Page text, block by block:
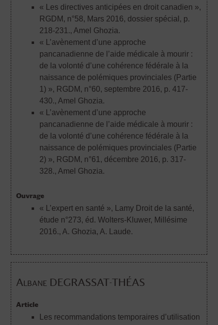
« Les directives anticipées en droit canadien »,
RGDM, n°58, Mars 2016, dossier spécial, p.
218-231., Amel Ghozia.
« L’avènement d’une approche
pancanadienne de l’aide médicale à mourir :
de la volonté d’une cohérence fédérale à la
naissance de polémiques provinciales (Partie
1) », RGDM, n°60, septembre 2016, p. 417-
430., Amel Ghozia.
« L’avènement d’une approche
pancanadienne de l’aide médicale à mourir :
de la volonté d’une cohérence fédérale à la
naissance de polémiques provinciales (Partie
2) », RGDM, n°61, décembre 2016, p. 317-
328., Amel Ghozia.
Ouvrage
« L’expert en santé », Lamy Droit de la santé,
étude n°273, éd. Wolters-Kluwer, Millésime
2016., A. Ghozia, A. Laude.
Albane DEGRASSAT-THÉAS
Article
Les recommandations temporaires d’utilisation